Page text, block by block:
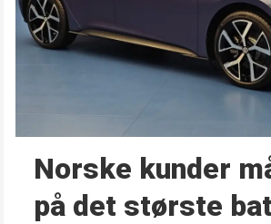
Norske kunder
på det største